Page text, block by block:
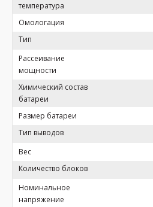
температура
Омологация
Тип
Рассеивание
мощности
Химический состав
батареи
Размер батареи
Тип выводов
Вес
Количество блоков
Номинальное
напряжение